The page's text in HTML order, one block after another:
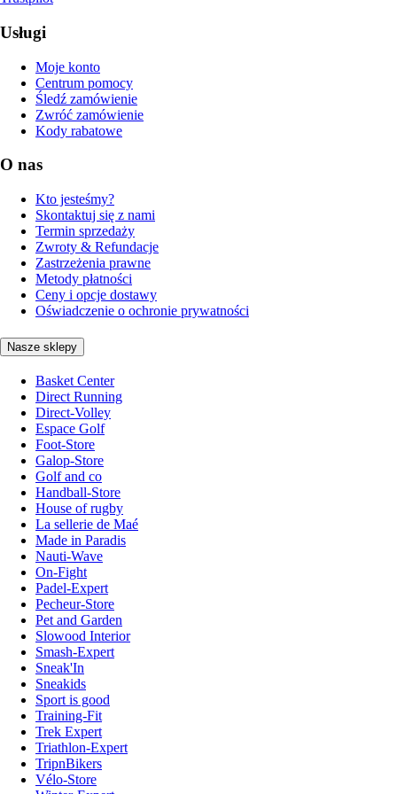
Usługi
Moje konto
Centrum pomocy
Śledź zamówienie
Zwróć zamówienie
Kody rabatowe
O nas
Kto jesteśmy?
Skontaktuj się z nami
Termin sprzedaży
Zwroty & Refundacje
Zastrzeżenia prawne
Metody płatności
Ceny i opcje dostawy
Oświadczenie o ochronie prywatności
Nasze sklepy
Basket Center
Direct Running
Direct-Volley
Espace Golf
Foot-Store
Galop-Store
Golf and co
Handball-Store
House of rugby
La sellerie de Maé
Made in Paradis
Nauti-Wave
On-Fight
Padel-Expert
Pecheur-Store
Pet and Garden
Slowood Interior
Smash-Expert
Sneak'In
Sneakids
Sport is good
Training-Fit
Trek Expert
Triathlon-Expert
TripnBikers
Vélo-Store